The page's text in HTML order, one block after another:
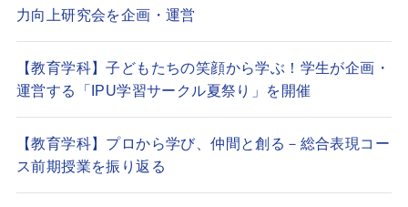
力向上研究会を企画・運営
【教育学科】子どもたちの笑顔から学ぶ！学生が企画・
運営する「IPU学習サークル夏祭り」を開催
【教育学科】プロから学び、仲間と創る－総合表現コー
ス前期授業を振り返る